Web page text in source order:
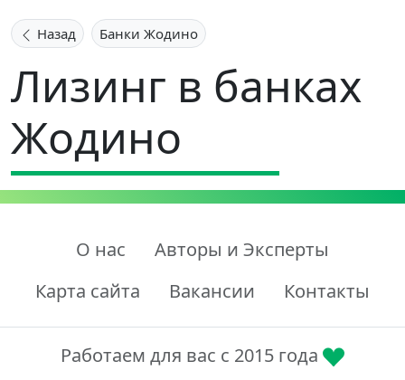
Назад Банки Жодино
Лизинг в банках
Жодино
О нас
Авторы и Эксперты
Карта сайта
Вакансии Контакты
Работаем для вас с 2015 года